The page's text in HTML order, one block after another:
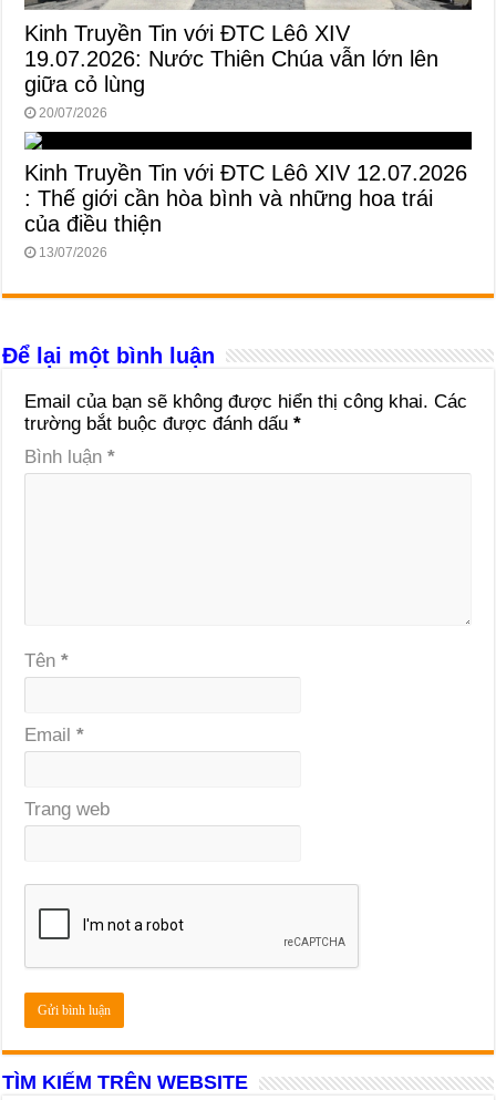
Kinh Truyền Tin với ĐTC Lêô XIV
19.07.2026: Nước Thiên Chúa vẫn lớn lên
giữa cỏ lùng
20/07/2026
Kinh Truyền Tin với ĐTC Lêô XIV 12.07.2026
: Thế giới cần hòa bình và những hoa trái
của điều thiện
13/07/2026
Để lại một bình luận
Email của bạn sẽ không được hiển thị công khai. Các
trường bắt buộc được đánh dấu*
Bình luận*
Tên*
Email*
Trang web
TÌM KIẾM TRÊN WEBSITE